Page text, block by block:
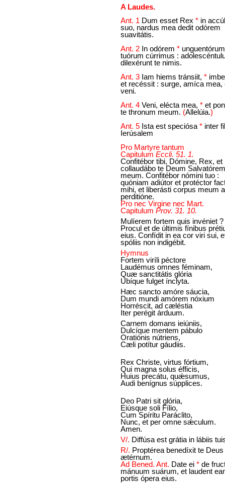
A Laudes.
Ant. 1 Dum esset Rex * in
suo, nardus mea dedit odórem
suavitátis.
Ant. 2 In odórem * unguentórum
tuórum cúrrimus :
dilexérunt te nimis.
Ant. 3 Iam hiems tránsiit, *
et recéssit : surge, amíca mea,
veni.
Ant. 4 Veni, elécta mea, * et
te thronum meum. (Allelúia.)
Ant. 5 Ista est speciósa * inter
Ierúsalem
Pro Martyre tantum
Capitulum Eccli. 51. 1.
Confitébor tibi, Dómine, Rex, et
collaudábo te Deum Salvatórem
meum. Confitébor nómini tuo :
quóniam adiútor et protéctor
mihi, et liberásti corpus meum a
perditióne.
Pro nec Virgine nec Mart.
Capitulum Prov. 31. 10.
Mulíerem fortem quis invéniet ?
Procul et de últimis fínibus
eius. Confídit in ea cor viri sui,
spóliis non indigébit.
Hymnus
Fortem viríli péctore
Laudémus omnes féminam,
Quæ sanctitátis glória
Ubíque fulget ínclyta.
Hæc sancto amóre sáucia,
Dum mundi amórem nóxium
Horréscit, ad cæléstia
Iter perégit árduum.
Carnem domans ieiúniis,
Dulcíque mentem pábulo
Oratiónis nútriens,
Cæli potítur gáudiis.
Rex Christe, virtus fórtium,
Qui magna solus éfficis,
Huius precátu, quǽsumus,
Audi benígnus súpplices.
Deo Patri sit glória,
Eiúsque soli Fílio,
Cum Spíritu Paráclito,
Nunc, et per omne sǽculum.
Amen.
V/. Diffúsa est grátia in lábiis
R/. Proptérea benedíxit te Deus
ætérnum.
Ad Bened. Ant. Date ei * de
mánuum suárum, et laudent
portis ópera eius.